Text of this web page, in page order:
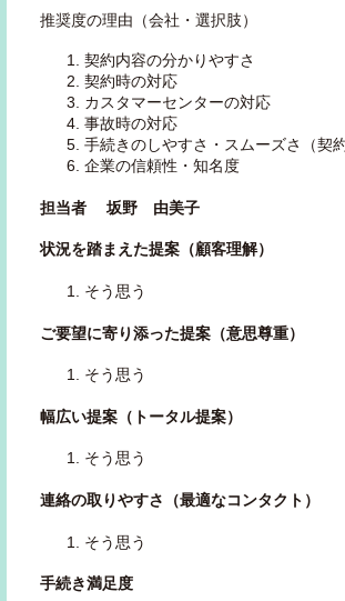
推奨度の理由（会社・選択肢）
契約内容の分かりやすさ
契約時の対応
カスタマーセンターの対応
事故時の対応
手続きのしやすさ・スムーズさ（契
企業の信頼性・知名度
担当者 坂野 由美子
状況を踏まえた提案（顧客理解）
そう思う
ご要望に寄り添った提案（意思尊重）
そう思う
幅広い提案（トータル提案）
そう思う
連絡の取りやすさ（最適なコンタクト）
そう思う
手続き満足度